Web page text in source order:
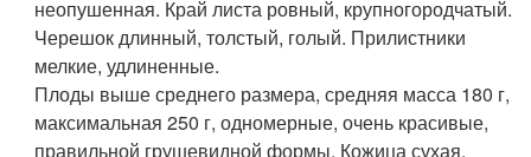
неопушенная. Край листа ровный, крупногородчатый.
Черешок длинный, толстый, голый. Прилистники
мелкие, удлиненные.
Плоды выше среднего размера, средняя масса 180 г,
максимальная 250 г, одномерные, очень красивые,
правильной грушевидной формы. Кожица сухая,